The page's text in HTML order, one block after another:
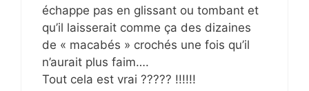
échappe pas en glissant ou tombant et
qu’il laisserait comme ça des dizaines
de « macabés » crochés une fois qu’il
n’aurait plus faim….
Tout cela est vrai ????? !!!!!!